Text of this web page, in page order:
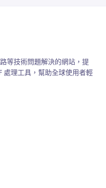
等技術問題解決的網站，提
處理工具，幫助全球使用者輕